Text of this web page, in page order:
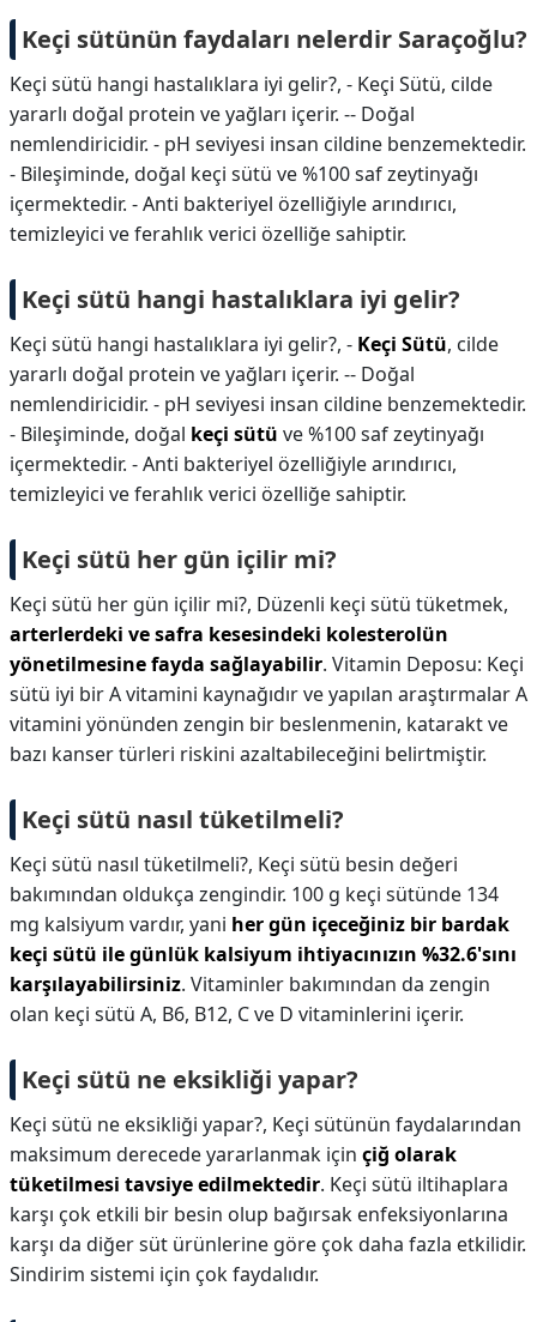
Keçi sütünün faydaları nelerdir Saraçoğlu?
Keçi sütü hangi hastalıklara iyi gelir?, - Keçi Sütü, cilde
yararlı doğal protein ve yağları içerir. -- Doğal
nemlendiricidir. - pH seviyesi insan cildine benzemektedir.
- Bileşiminde, doğal keçi sütü ve %100 saf zeytinyağı
içermektedir. - Anti bakteriyel özelliğiyle arındırıcı,
temizleyici ve ferahlık verici özelliğe sahiptir.
Keçi sütü hangi hastalıklara iyi gelir?
Keçi sütü hangi hastalıklara iyi gelir?, - Keçi Sütü, cilde
yararlı doğal protein ve yağları içerir. -- Doğal
nemlendiricidir. - pH seviyesi insan cildine benzemektedir.
- Bileşiminde, doğal keçi sütü ve %100 saf zeytinyağı
içermektedir. - Anti bakteriyel özelliğiyle arındırıcı,
temizleyici ve ferahlık verici özelliğe sahiptir.
Keçi sütü her gün içilir mi?
Keçi sütü her gün içilir mi?, Düzenli keçi sütü tüketmek,
arterlerdeki ve safra kesesindeki kolesterolün
yönetilmesine fayda sağlayabilir. Vitamin Deposu: Keçi
sütü iyi bir A vitamini kaynağıdır ve yapılan araştırmalar A
vitamini yönünden zengin bir beslenmenin, katarakt ve
bazı kanser türleri riskini azaltabileceğini belirtmiştir.
Keçi sütü nasıl tüketilmeli?
Keçi sütü nasıl tüketilmeli?, Keçi sütü besin değeri
bakımından oldukça zengindir. 100 g keçi sütünde 134
mg kalsiyum vardır, yani her gün içeceğiniz bir bardak
keçi sütü ile günlük kalsiyum ihtiyacınızın %32.6'sını
karşılayabilirsiniz. Vitaminler bakımından da zengin
olan keçi sütü A, B6, B12, C ve D vitaminlerini içerir.
Keçi sütü ne eksikliği yapar?
Keçi sütü ne eksikliği yapar?, Keçi sütünün faydalarından
maksimum derecede yararlanmak için çiğ olarak
tüketilmesi tavsiye edilmektedir. Keçi sütü iltihaplara
karşı çok etkili bir besin olup bağırsak enfeksiyonlarına
karşı da diğer süt ürünlerine göre çok daha fazla etkilidir.
Sindirim sistemi için çok faydalıdır.